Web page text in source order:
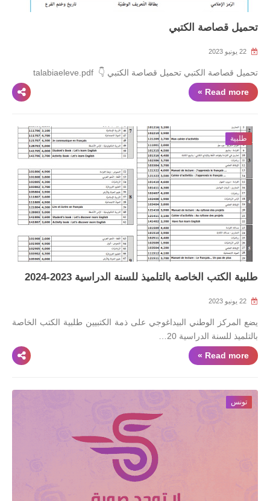
تحميل قصاصة الكتبي
تحميل قصاصة الكتبي تحميل قصاصة الكتبي 👇 talabiaeleve.pdf
Read more »
طلبية
طلبية الكتب الخاصة بالتلميذ للسنة الدراسية 2023-2024
يضع المركز الوطني البيداغوجي على ذمة الكتبيين طلبية الكتب الخاصة
بالتلميذ للسنة الدراسية 20…
Read more »
تونس